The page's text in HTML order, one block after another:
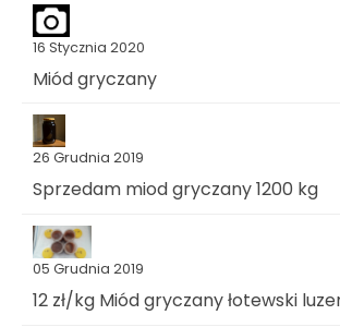
16 Stycznia 2020
Miód gryczany
26 Grudnia 2019
Sprzedam miod gryczany 1200 kg
05 Grudnia 2019
12 zł/kg Miód gryczany łotewski